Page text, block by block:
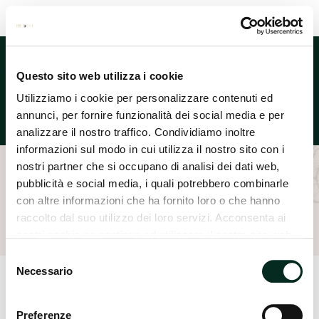
Questo sito web utilizza i cookie
Utilizziamo i cookie per personalizzare contenuti ed
annunci, per fornire funzionalità dei social media e per
analizzare il nostro traffico. Condividiamo inoltre
informazioni sul modo in cui utilizza il nostro sito con i
nostri partner che si occupano di analisi dei dati web,
pubblicità e social media, i quali potrebbero combinarle
con altre informazioni che ha fornito loro o che hanno
raccolto dal suo utilizzo dei loro servizi. Acconsenta ai
delNecessario
Preferenze
Home Reparti Dermocosmesi La Roche Posay